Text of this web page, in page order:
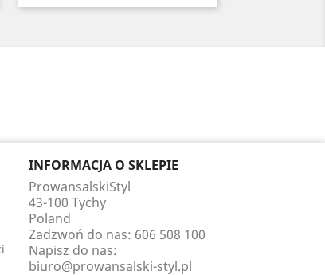
INFORMACJA O SKLEPIE
ProwansalskiStyl
43-100 Tychy
Poland
Zadzwoń do nas: 606 508 100
Napisz do nas:
biuro@prowansalski-styl.pl